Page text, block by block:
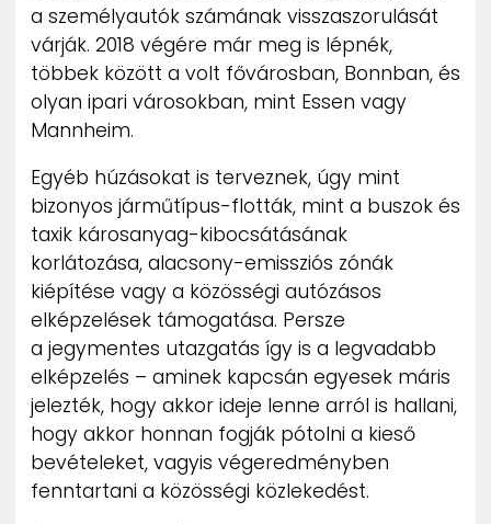
a személyautók számának visszaszorulását
várják. 2018 végére már meg is lépnék,
többek között a volt fővárosban, Bonnban, és
olyan ipari városokban, mint Essen vagy
Mannheim.
Egyéb húzásokat is terveznek, úgy mint
bizonyos járműtípus-flották, mint a buszok és
taxik károsanyag-kibocsátásának
korlátozása, alacsony-emissziós zónák
kiépítése vagy a közösségi autózásos
elképzelések támogatása. Persze
a jegymentes utazgatás így is a legvadabb
elképzelés – aminek kapcsán egyesek máris
jelezték, hogy akkor ideje lenne arról is hallani,
hogy akkor honnan fogják pótolni a kieső
bevételeket, vagyis végeredményben
fenntartani a közösségi közlekedést.